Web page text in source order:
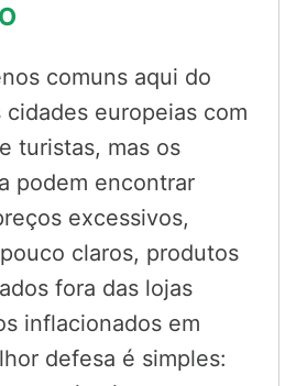
comuns aqui do
europeias com
turistas, mas os
podem encontrar
excessivos,
claros, produtos
fora das lojas
inflacionados em
defesa é simples: